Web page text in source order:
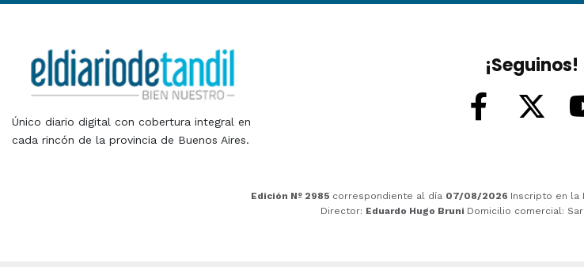
Único diario digital con cobertura integral en
cada rincón de la provincia de Buenos Aires.
¡Seguinos!
Edición Nº 2985 correspondiente al día 07/08/2026 Inscripto en la
Director: Eduardo Hugo Bruni Domicilio comercial: